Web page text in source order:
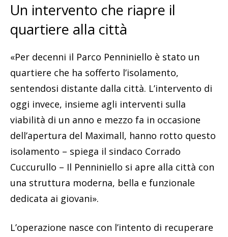
Un intervento che riapre il
quartiere alla città
«Per decenni il Parco Penniniello è stato un
quartiere che ha sofferto l’isolamento,
sentendosi distante dalla città. L’intervento di
oggi invece, insieme agli interventi sulla
viabilità di un anno e mezzo fa in occasione
dell’apertura del Maximall, hanno rotto questo
isolamento – spiega il sindaco Corrado
Cuccurullo – Il Penniniello si apre alla città con
una struttura moderna, bella e funzionale
dedicata ai giovani».
L’operazione nasce con l’intento di recuperare